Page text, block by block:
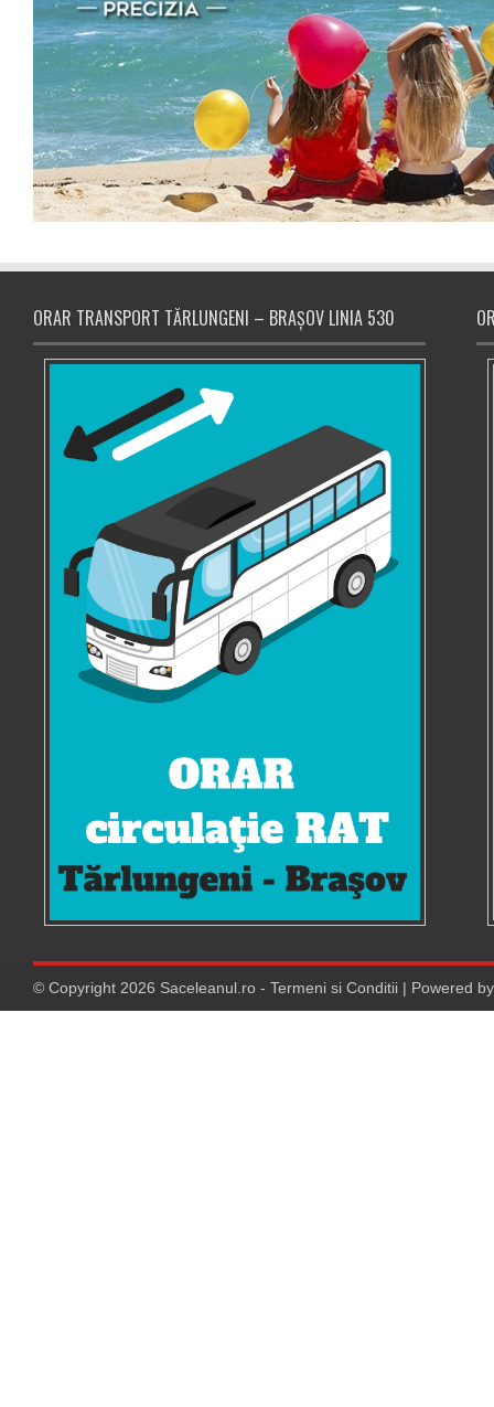
ORAR TRANSPORT TĂRLUNGENI – BRAȘOV LINIA 530
© Copyright 2026 Saceleanul.ro - Termeni si Conditii | Powered